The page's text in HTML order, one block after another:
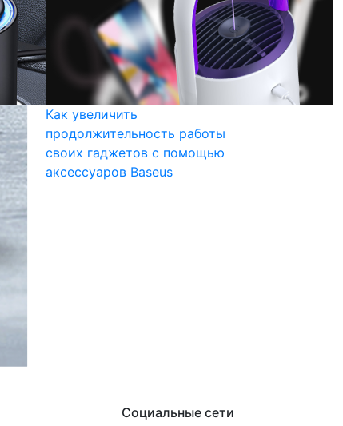
Как увеличить
продолжительность работы
своих гаджетов с помощью
аксессуаров Baseus
Социальные сети